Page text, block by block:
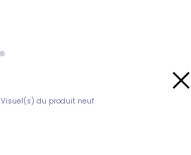
Visuel(s) du produit neuf